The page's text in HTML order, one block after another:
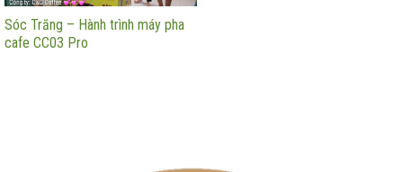
Sóc Trăng – Hành trình máy pha
cafe CC03 Pro